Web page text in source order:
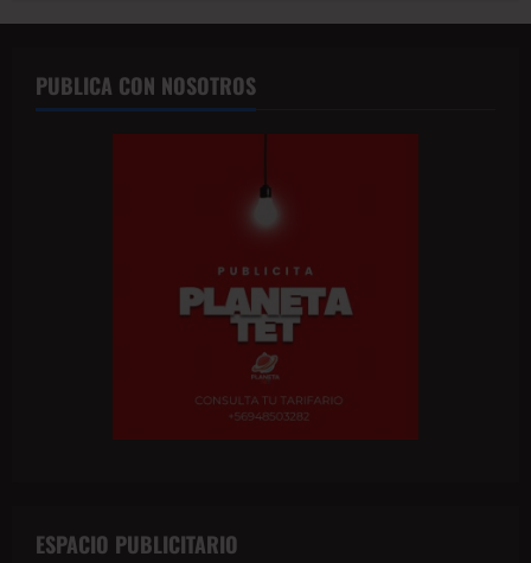
PUBLICA CON NOSOTROS
ESPACIO PUBLICITARIO